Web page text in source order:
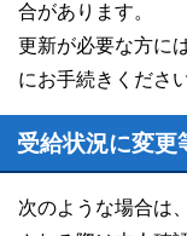
合があります。
更新が必要な方に
にお手続きください
受給状況に変更
次のような場合は